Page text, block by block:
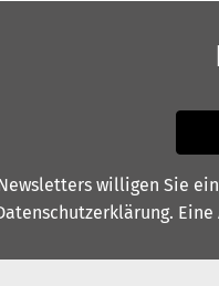
willigen Sie
.